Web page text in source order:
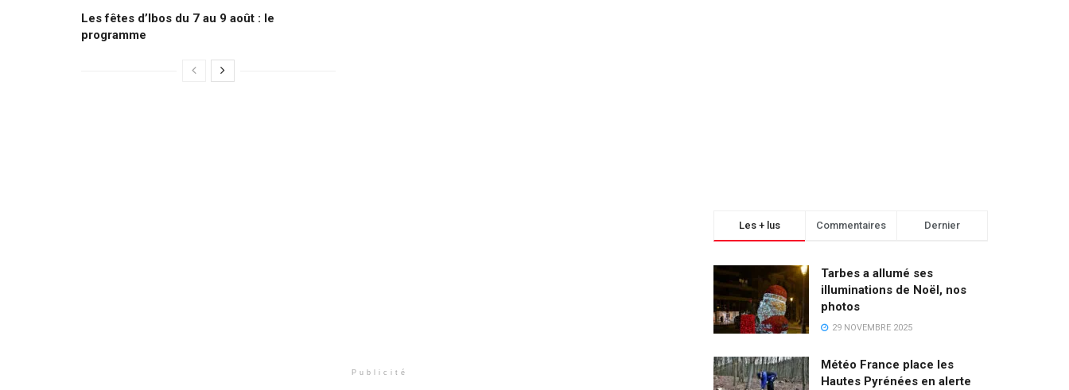
Les fêtes d’Ibos du 7 au 9 août : le
programme
Publicité
Les + lus Commentaires Dernier
Tarbes a allumé ses
illuminations de Noël, nos
photos
29 NOVEMBRE 2025
Météo France place les
Hautes Pyrénées en alerte